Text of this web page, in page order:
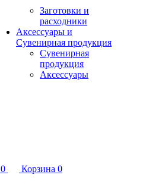
Заготовки и
расходники
Аксессуары и
Сувенирная продукция
Сувенирная
продукция
Аксессуары
0 Корзина 0